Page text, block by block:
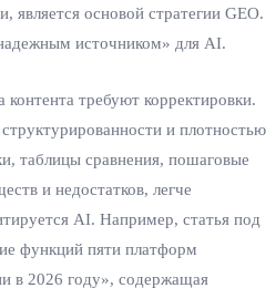
является основой стратегии GEO.
источником» для AI.
требуют корректировки.
и плотностью
таблицы сравнения, пошаговые
и недостатков, легче
AI. Например, статья под
функций пяти платформ
в 2026 году», содержащая